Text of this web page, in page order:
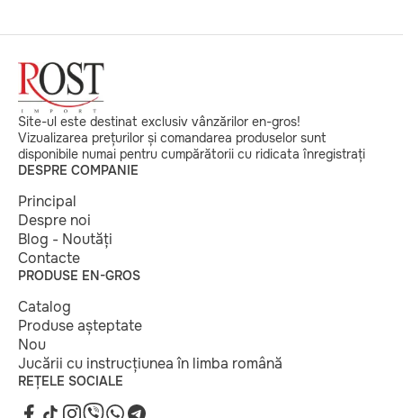
Site-ul este destinat exclusiv vânzărilor en-gros!
Vizualizarea prețurilor și comandarea produselor sunt
disponibile numai pentru cumpărătorii cu ridicata înregistrați
DESPRE COMPANIE
Principal
Despre noi
Blog - Noutăți
Contacte
PRODUSE EN-GROS
Catalog
Produse așteptate
Nou
Jucării cu instrucțiunea în limba română
REȚELE SOCIALE